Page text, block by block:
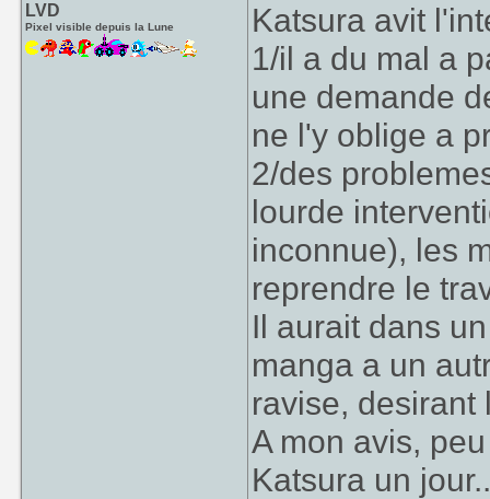
LVD
Pixel visible depuis la Lune
Katsura avit
1/il a du mal a
une demande
ne l'y oblige a
2/des
lourde
inconnue), les
reprendre le
Il aurait dans
manga a un
ravise, desirant
A mon avis,
Katsura un